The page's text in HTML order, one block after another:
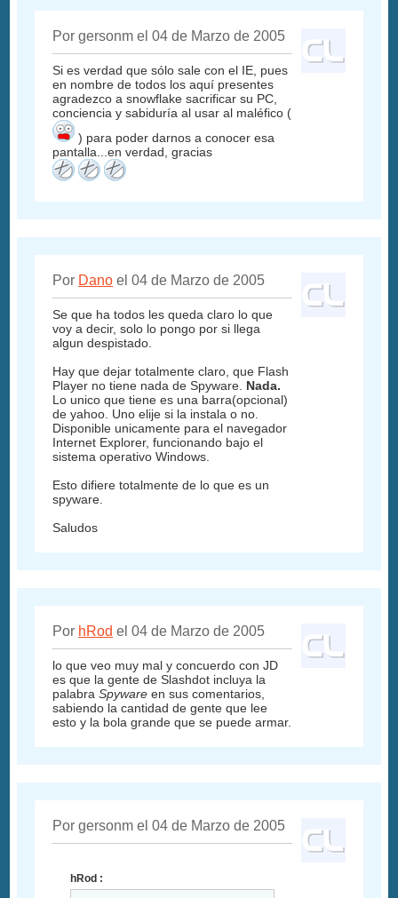
Por gersonm el 04 de Marzo de 2005
Si es verdad que sólo sale con el IE, pues
en nombre de todos los aquí presentes
agradezco a snowflake sacrificar su PC,
conciencia y sabiduría al usar al maléfico (
) para poder darnos a conocer esa
pantalla...en verdad, gracias
Por Dano el 04 de Marzo de 2005
Se que ha todos les queda claro lo que
voy a decir, solo lo pongo por si llega
algun despistado.
Hay que dejar totalmente claro, que Flash
Player no tiene nada de Spyware. Nada.
Lo unico que tiene es una barra(opcional)
de yahoo. Uno elije si la instala o no.
Disponible unicamente para el navegador
Internet Explorer, funcionando bajo el
sistema operativo Windows.
Esto difiere totalmente de lo que es un
spyware.
Saludos
Por hRod el 04 de Marzo de 2005
lo que veo muy mal y concuerdo con JD
es que la gente de Slashdot incluya la
palabraSpyware en sus comentarios,
sabiendo la cantidad de gente que lee
esto y la bola grande que se puede armar.
Por gersonm el 04 de Marzo de 2005
hRod :